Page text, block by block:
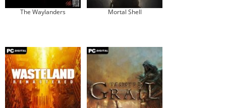
The Waylanders Mortal Shell